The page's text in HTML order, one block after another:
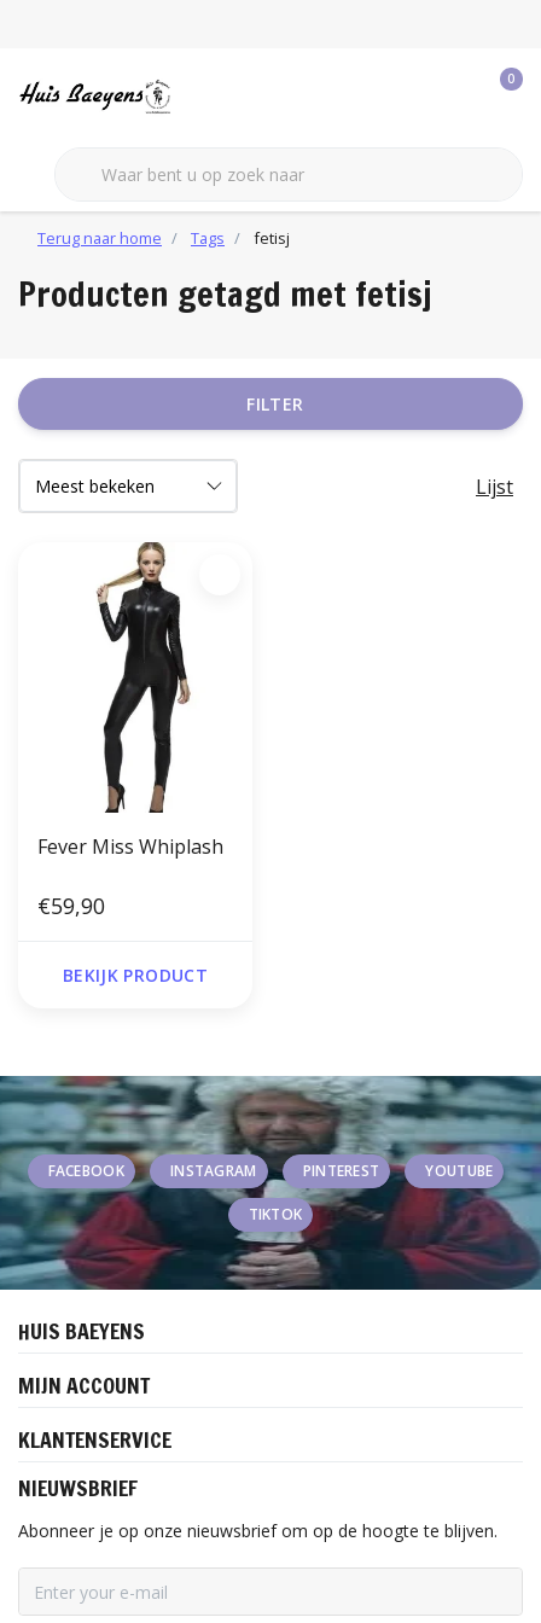
0
Terug naar home Tags fetisj
Producten getagd met fetisj
FILTER
Lijst
Fever Miss Whiplash
€59,90
BEKIJK PRODUCT
FACEBOOK INSTAGRAM PINTEREST YOUTUBE
TIKTOK
HUIS BAEYENS
MIJN ACCOUNT
KLANTENSERVICE
NIEUWSBRIEF
Abonneer je op onze nieuwsbrief om op de hoogte te blijven.